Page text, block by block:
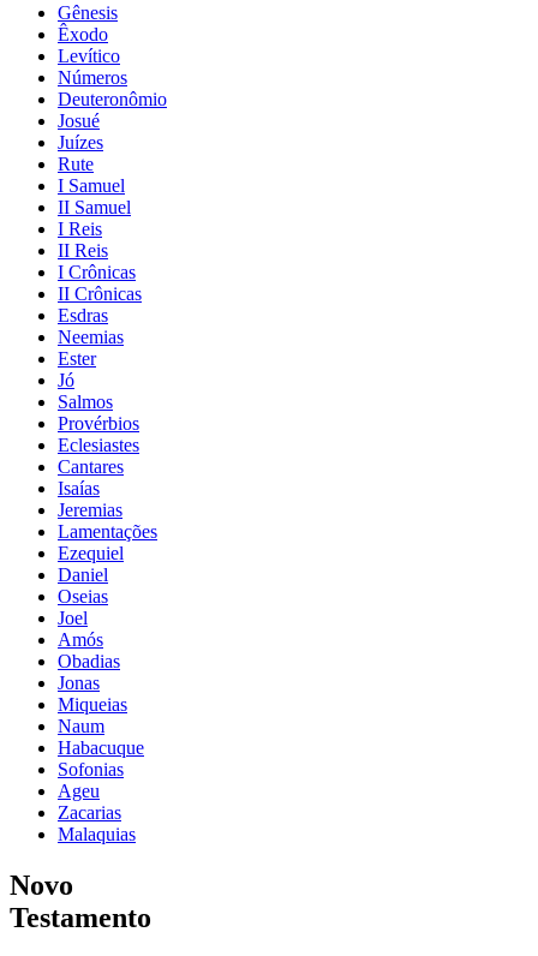
Gênesis
Êxodo
Levítico
Números
Deuteronômio
Josué
Juízes
Rute
I Samuel
II Samuel
I Reis
II Reis
I Crônicas
II Crônicas
Esdras
Neemias
Ester
Jó
Salmos
Provérbios
Eclesiastes
Cantares
Isaías
Jeremias
Lamentações
Ezequiel
Daniel
Oseias
Joel
Amós
Obadias
Jonas
Miqueias
Naum
Habacuque
Sofonias
Ageu
Zacarias
Malaquias
Novo
Testamento